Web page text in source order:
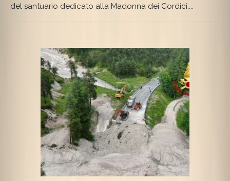
RISCHIO
del santuario dedicato alla Madonna dei Cordici,...